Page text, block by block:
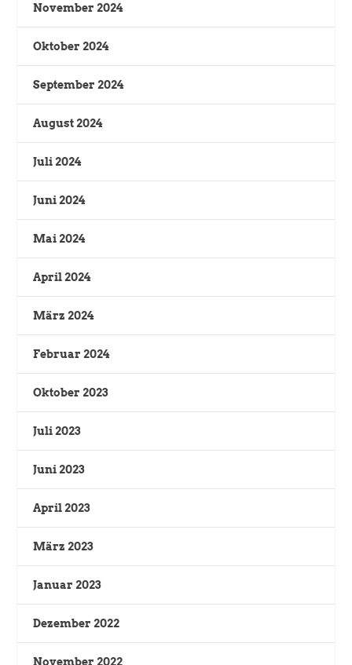
November 2024
Oktober 2024
September 2024
August 2024
Juli 2024
Juni 2024
Mai 2024
April 2024
März 2024
Februar 2024
Oktober 2023
Juli 2023
Juni 2023
April 2023
März 2023
Januar 2023
Dezember 2022
November 2022